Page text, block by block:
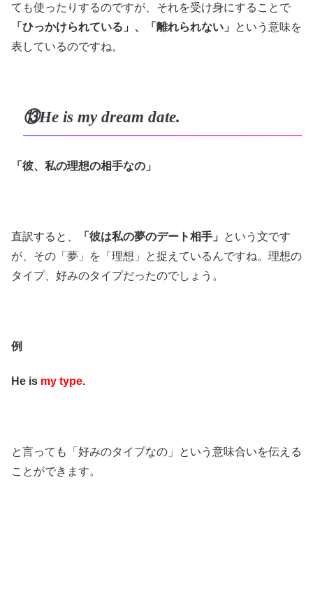
ても使ったりするのですが、それを受け身にすることで
「ひっかけられている」、「離れられない」
という意味を
表しているのですね。
⑬He is my dream date.
「彼、私の理想の相手なの」
直訳すると、 「彼は私の夢のデート相手」
という文です
が、その「夢」を「理想」と捉えているんですね。理想の
タイプ、好みのタイプだったのでしょう。
例
He is my type.
と言っても「好みのタイプなの」という意味合いを伝える
ことができます。